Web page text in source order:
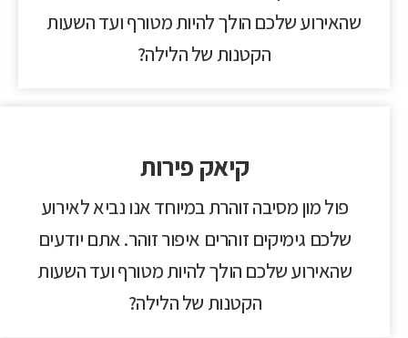
שהאירוע שלכם הולך להיות מטורף ועד השעות
הקטנות של הלילה?
קיאק פירות
פול מון מסיבה זוהרת במיוחד אנו נביא לאירוע
שלכם גימיקים זוהרים איפור זוהר. אתם יודעים
שהאירוע שלכם הולך להיות מטורף ועד השעות
הקטנות של הלילה?